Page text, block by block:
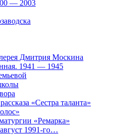
— 2003
Дмитрия Москина
1941 — 1945
«Сестра таланта»
«Ремарка»
1991-го…